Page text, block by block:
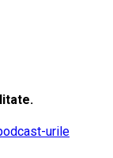
urile